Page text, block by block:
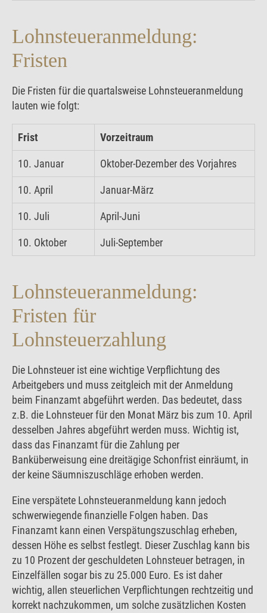
Lohnsteueranmeldung:
Fristen
Die Fristen für die quartalsweise Lohnsteueranmeldung
lauten wie folgt:
Frist Vorzeitraum
10. Januar Oktober-Dezember des Vorjahres
10. April Januar-März
10. Juli April-Juni
10. Oktober Juli-September
Lohnsteueranmeldung:
Fristen für
Lohnsteuerzahlung
Die Lohnsteuer ist eine wichtige Verpflichtung des
Arbeitgebers und muss zeitgleich mit der Anmeldung
beim Finanzamt abgeführt werden. Das bedeutet, dass
z.B. die Lohnsteuer für den Monat März bis zum 10. April
desselben Jahres abgeführt werden muss. Wichtig ist,
dass das Finanzamt für die Zahlung per
Banküberweisung eine dreitägige Schonfrist einräumt, in
der keine Säumniszuschläge erhoben werden.
Eine verspätete Lohnsteueranmeldung kann jedoch
schwerwiegende finanzielle Folgen haben. Das
Finanzamt kann einen Verspätungszuschlag erheben,
dessen Höhe es selbst festlegt. Dieser Zuschlag kann bis
zu 10 Prozent der geschuldeten Lohnsteuer betragen, in
Einzelfällen sogar bis zu 25.000 Euro. Es ist daher
wichtig, allen steuerlichen Verpflichtungen rechtzeitig und
korrekt nachzukommen, um solche zusätzlichen Kosten